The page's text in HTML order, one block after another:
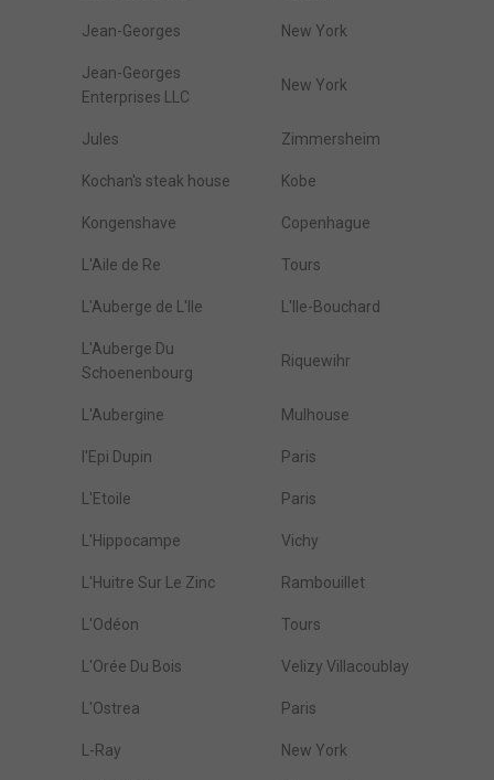
Jean-Georges New York
Jean-Georges
Enterprises LLC
New York
Jules Zimmersheim
Kochan's steak house Kobe
Kongenshave Copenhague
L'Aile de Re Tours
L'Auberge de L'Ile L'Ile-Bouchard
L'Auberge Du
Schoenenbourg
Riquewihr
L'Aubergine Mulhouse
l'Epi Dupin Paris
L'Etoile Paris
L'Hippocampe Vichy
L'Huitre Sur Le Zinc Rambouillet
L'Odéon Tours
L'Orée Du Bois Velizy Villacoublay
L'Ostrea Paris
L-Ray New York